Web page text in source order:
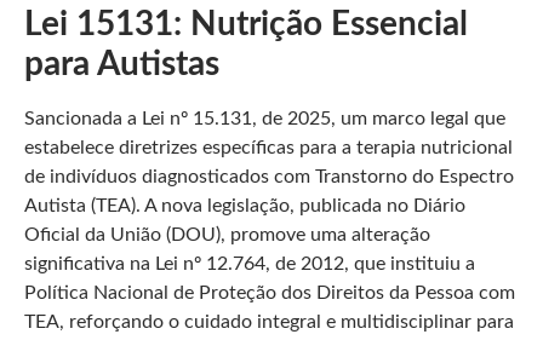
Lei 15131: Nutrição Essencial
para Autistas
Sancionada a Lei nº 15.131, de 2025, um marco legal que
estabelece diretrizes específicas para a terapia nutricional
de indivíduos diagnosticados com Transtorno do Espectro
Autista (TEA). A nova legislação, publicada no Diário
Oficial da União (DOU), promove uma alteração
significativa na Lei nº 12.764, de 2012, que instituiu a
Política Nacional de Proteção dos Direitos da Pessoa com
TEA, reforçando o cuidado integral e multidisciplinar para